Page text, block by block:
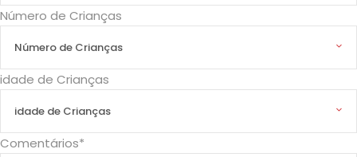
Após o pagamento irá receber uma notificação
está devidamente escrito) sobre como
proceder com sua reserva com o nosso
parceiro Mozbox
Os beneficiários concordam com os Termos e
Condições da Feelcom.
Número de Crianças
idade de Crianças
Comentários*